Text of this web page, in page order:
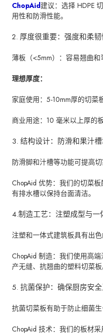
ChopAid建议：选择 HDPE
用性和防滑性能。
2. 厚度很重要：强度和柔
薄板（<5mm）：容易翘曲和
理想厚度：
家庭使用：5-10mm厚的切菜
商业用途：10 毫米以上厚的
3. 结构设计：防滑和果汁
防滑脚和汁槽等功能可提高切
ChopAid 优势：我们的切菜
有排水槽以保持台面清洁。
4.制造工艺：注塑成型与一
注塑和一体式建筑板具有出色
ChopAid 制造：我们使用高
产无缝、抗翘曲的塑料切菜板
5. 抗菌保护：确保厨房安
抗菌切菜板有助于防止细菌生
ChopAid 技术：我们的板材